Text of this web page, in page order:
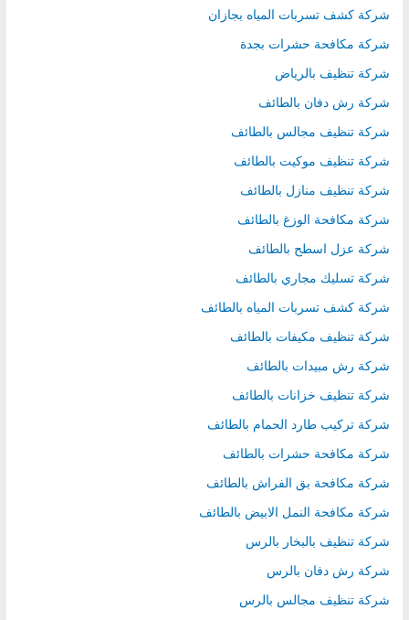
شركة كشف تسربات المياه بجازان
شركة مكافحة حشرات بجدة
شركة تنظيف بالرياض
شركة رش دفان بالطائف
شركة تنظيف مجالس بالطائف
شركة تنظيف موكيت بالطائف
شركة تنظيف منازل بالطائف
شركة مكافحة الوزغ بالطائف
شركة عزل اسطح بالطائف
شركة تسليك مجاري بالطائف
شركة كشف تسربات المياه بالطائف
شركة تنظيف مكيفات بالطائف
شركة رش مبيدات بالطائف
شركة تنظيف خزانات بالطائف
شركة تركيب طارد الحمام بالطائف
شركة مكافحة حشرات بالطائف
شركة مكافحة بق الفراش بالطائف
شركة مكافحة النمل الابيض بالطائف
شركة تنظيف بالبخار بالرس
شركة رش دفان بالرس
شركة تنظيف مجالس بالرس